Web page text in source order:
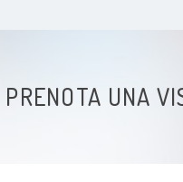
PRENOTA UNA